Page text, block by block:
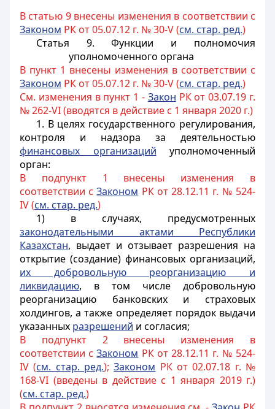
В статью 9 внесены изменения в соответствии с
Законом РК от 05.07.12 г. № 30-V (см. стар. ред.)
Статья 9. Функции и полномочия
уполномоченного органа
В пункт 1 внесены изменения в соответствии с
Законом РК от 05.07.12 г. № 30-V (см. стар. ред.)
См. изменения в пункт 1 - Закон РК от 03.07.19 г.
№ 262-VI (вводятся в действие с 1 января 2020 г.)
1. В целях государственного регулирования,
контроля и надзора за деятельностью
финансовых организаций
уполномоченный
орган:
В подпункт 1 внесены изменения в
соответствии сЗаконом РК от 28.12.11 г. № 524-
IV (см. стар. ред.)
1) в случаях, предусмотренных
законодательными актами Республики
Казахстан, выдает и отзывает разрешения на
открытие (создание) финансовых организаций,
их добровольную реорганизацию и
ликвидацию, в том числе добровольную
реорганизацию банковских и страховых
холдингов, а также определяет порядок выдачи
указанных разрешений и согласия;
В подпункт 2 внесены изменения в
соответствии сЗаконом РК от 28.12.11 г. № 524-
IV (см. стар. ред.);Законом РК от 02.07.18 г. №
168-VI (введены в действие с 1 января 2019 г.)
(см. стар. ред.)